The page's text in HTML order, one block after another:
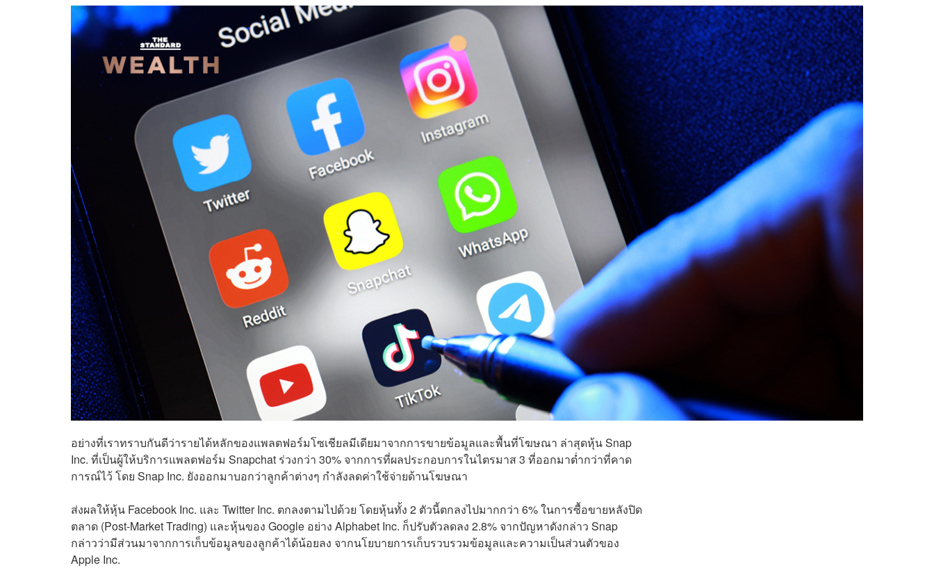
อย่างที่เราทราบกันดีว่ารายได้หลักของแพลตฟอร์มโซเชียลมีเดียมาจากการขายข้อมูลและพื้นที่โฆษณา ล่าสุดหุ้น Snap
Inc. ที่เป็นผู้ให้บริการแพลตฟอร์ม Snapchat ร่วงกว่า 30% จากการที่ผลประกอบการในไตรมาส 3 ที่ออกมาต่ำกว่าที่คาด
การณ์ไว้ โดย Snap Inc. ยังออกมาบอกว่าลูกค้าต่างๆ กำลังลดค่าใช้จ่ายด้านโฆษณา
ส่งผลให้หุ้น Facebook Inc. และ Twitter Inc. ตกลงตามไปด้วย โดยหุ้นทั้ง 2 ตัวนี้ตกลงไปมากกว่า 6% ในการซื้อขายหลังปิด
ตลาด (Post-Market Trading) และหุ้นของ Google อย่าง Alphabet Inc. ก็ปรับตัวลดลง 2.8% จากปัญหาดังกล่าว Snap
กล่าวว่ามีส่วนมาจากการเก็บข้อมูลของลูกค้าได้น้อยลง จากนโยบายการเก็บรวบรวมข้อมูลและความเป็นส่วนตัวของ
Apple Inc.